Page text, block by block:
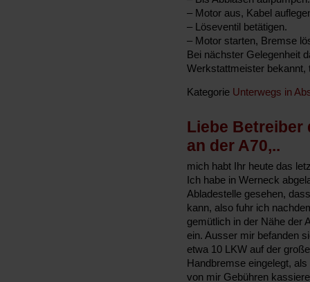
– Motor aus, Kabel
– Löseventil betätigen.
– Motor starten, Bremse
Bei nächster Gelegenheit
Werkstattmeister bekannt,
Kategorie Unterwegs in
Liebe Betreiber
an der A70,..
mich habt Ihr heute das
Ich habe in Werneck
Abladestelle gesehen,
kann, also fuhr ich
gemütlich in der Nähe der
ein. Ausser mir befanden
etwa 10 LKW auf der
Handbremse eingelegt,
von mir Gebühren